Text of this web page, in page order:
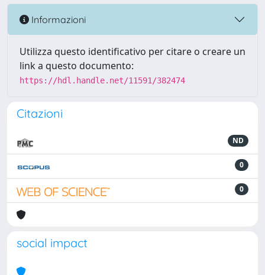
Informazioni
Utilizza questo identificativo per citare o creare un
link a questo documento:
https://hdl.handle.net/11591/382474
Citazioni
ND
0
0
social impact